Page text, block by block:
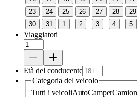
23
24 25 26 27 28
29
30
31 1 2 3 4 5
Viaggiatori
Età del conducente
Categoria del veicolo
Tutti i veicoliAutoCamperCamion